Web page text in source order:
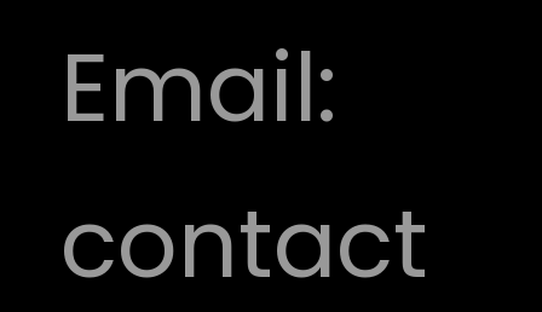
Email:
contact